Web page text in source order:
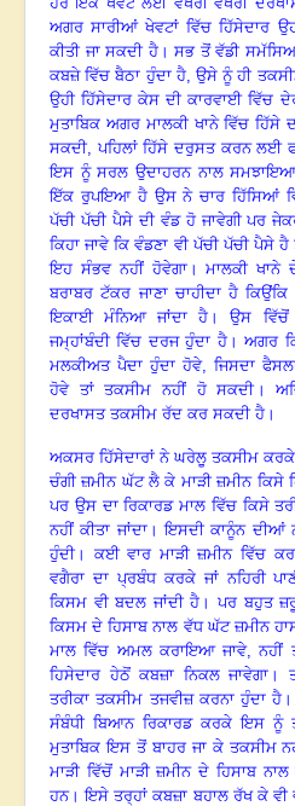
ਅਗਰ ਸਾਰੀਆਂ ਖੇਵਟਾਂ ਵਿੱਚ ਹਿੱਸੇਦਾਰ
ਕੀਤੀ ਜਾ ਸਕਦੀ ਹੈ।ਸਭ ਤੋਂ ਵੱਡੀ ਸਮੱਸਿਆ
ਕਬਜ਼ੇ ਵਿੱਚ ਬੈਠਾ ਹੁੰਦਾ ਹੈ, ਉਸੇ ਨੂੰ ਹੀ
ਉਹੀ ਹਿੱਸੇਦਾਰ ਕੇਸ ਦੀ ਕਾਰਵਾਈ ਵਿੱਚ
ਮੁਤਾਬਿਕ ਅਗਰ ਮਾਲਕੀ ਖਾਨੇ ਵਿੱਚ ਹਿੱਸੇ
ਸਕਦੀ, ਪਹਿਲਾਂ ਹਿੱਸੇ ਦਰੁਸਤ ਕਰਨ ਲਈ
ਇਸ ਨੂੰ ਸਰਲ ਉਦਾਹਰਨ ਨਾਲ
ਇੱਕ ਰੁਪਇਆ ਹੈ ਉਸ ਨੇ ਚਾਰ ਹਿੱਸਿਆਂ
ਪੱਚੀ ਪੱਚੀ ਪੈਸੇ ਦੀ ਵੰਡ ਹੋ ਜਾਵੇਗੀ ਪਰ
ਕਿਹਾ ਜਾਵੇ ਕਿ ਵੰਡਣਾ ਵੀ ਪੱਚੀ ਪੱਚੀ ਪੈਸੇ
ਇਹ ਸੰਭਵ ਨਹੀਂ ਹੋਵੇਗਾ। ਮਾਲਕੀ
ਬਰਾਬਰ ਟੱਕਰ ਜਾਣਾ ਚਾਹੀਦਾ ਹੈ
ਇਕਾਈ ਮੰਨਿਆ ਜਾਂਦਾ ਹੈ ।ਉਸ ਵਿੱਚੋਂ
ਜਮ੍ਹਾਂਬੰਦੀ ਵਿੱਚ ਦਰਜ ਹੁੰਦਾ ਹੈ।ਅਗਰ
ਮਲਕੀਅਤ ਪੈਦਾ ਹੁੰਦਾ ਹੋਵੇ, ਜਿਸਦਾ
ਹੋਵੇ ਤਾਂ ਤਕਸੀਮ ਨਹੀਂ ਹੋ ਸਕਦੀ।
ਦਰਖਾਸਤ ਤਕਸੀਮ ਰੱਦ ਕਰ ਸਕਦੀ ਹੈ ।
ਅਕਸਰ ਹਿੱਸੇਦਾਰਾਂ ਨੇ ਘਰੇਲੂ ਤਕਸੀਮ
ਚੰਗੀ ਜ਼ਮੀਨ ਘੱਟ ਲੈ ਕੇ ਮਾੜੀ ਜ਼ਮੀਨ ਕਿਸੇ
ਪਰ ਉਸ ਦਾ ਰਿਕਾਰਡ ਮਾਲ ਵਿੱਚ ਕਿਸੇ
ਨਹੀਂ ਕੀਤਾ ਜਾਂਦਾ। ਇਸਦੀ ਕਾਨੂੰਨ ਦੀਆਂ
ਹੁੰਦੀ। ਕਈ ਵਾਰ ਮਾੜੀ ਜ਼ਮੀਨ ਵਿੱਚ
ਵਗੈਰਾ ਦਾ ਪ੍ਰਬੰਧ ਕਰਕੇ ਜਾਂ ਨਹਿਰੀ
ਕਿਸਮ ਵੀ ਬਦਲ ਜਾਂਦੀ ਹੈ । ਪਰ ਬਹੁਤ
ਕਿਸਮ ਦੇ ਹਿਸਾਬ ਨਾਲ ਵੱਧ ਘੱਟ ਜ਼ਮੀਨ
ਮਾਲ ਵਿੱਚ ਅਮਲ ਕਰਾਇਆ ਜਾਵੇ, ਨਹੀਂ
ਹਿਸੇਦਾਰ ਹੇਠੋਂ ਕਬਜ਼ਾ ਨਿਕਲ ਜਾਵੇਗਾ ।
ਤਰੀਕਾ ਤਕਸੀਮ ਤਜਵੀਜ਼ ਕਰਨਾ ਹੁੰਦਾ ਹੈ ।
ਸੰਬੰਧੀ ਬਿਆਨ ਰਿਕਾਰਡ ਕਰਕੇ ਇਸ ਨੂੰ
ਮੁਤਾਬਿਕ ਇਸ ਤੋਂ ਬਾਹਰ ਜਾ ਕੇ ਤਕਸੀਮ
ਮਾੜੀ ਵਿੱਚੋਂ ਮਾੜੀ ਜ਼ਮੀਨ ਦੇ ਹਿਸਾਬ
ਹਨ। ਇਸੇ ਤਰ੍ਹਾਂ ਕਬਜ਼ਾ ਬਹਾਲ ਰੱਖ ਕੇ ਵੀ